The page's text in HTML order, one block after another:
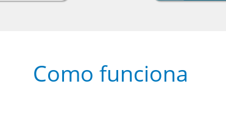
Como funciona